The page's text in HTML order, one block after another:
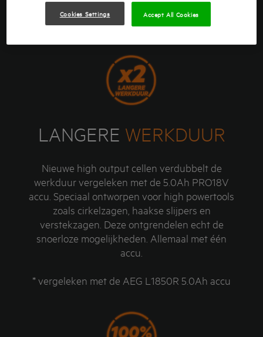
kracht, duurzaamheid, klaar om de moeilijkste
taken aan te gaan.
LANGERE WERKDUUR
Nieuwe high output cellen verdubbelt de
werkduur vergeleken met de 5.0Ah PRO18V
accu. Speciaal ontworpen voor high powertools
zoals cirkelzagen, haakse slijpers en
verstekzagen. Deze ontgrendelen echt de
snoerloze mogelijkheden. Allemaal met één
accu.
* vergeleken met de AEG L1850R 5.0Ah accu
Cookies Settings Accept All Cookies